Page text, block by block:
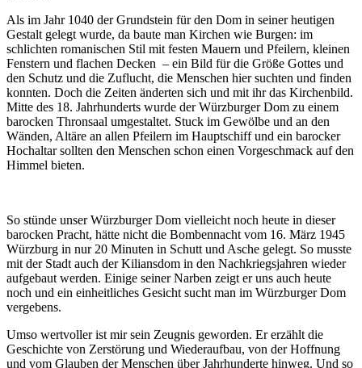
Als im Jahr 1040 der Grundstein für den Dom in seiner heutigen
Gestalt gelegt wurde, da baute man Kirchen wie Burgen: im
schlichten romanischen Stil mit festen Mauern und Pfeilern, kleinen
Fenstern und flachen Decken – ein Bild für die Größe Gottes und
den Schutz und die Zuflucht, die Menschen hier suchten und finden
konnten. Doch die Zeiten änderten sich und mit ihr das Kirchenbild.
Mitte des 18. Jahrhunderts wurde der Würzburger Dom zu einem
barocken Thronsaal umgestaltet. Stuck im Gewölbe und an den
Wänden, Altäre an allen Pfeilern im Hauptschiff und ein barocker
Hochaltar sollten den Menschen schon einen Vorgeschmack auf den
Himmel bieten.
So stünde unser Würzburger Dom vielleicht noch heute in dieser
barocken Pracht, hätte nicht die Bombennacht vom 16. März 1945
Würzburg in nur 20 Minuten in Schutt und Asche gelegt. So musste
mit der Stadt auch der Kiliansdom in den Nachkriegsjahren wieder
aufgebaut werden. Einige seiner Narben zeigt er uns auch heute
noch und ein einheitliches Gesicht sucht man im Würzburger Dom
vergebens.
Umso wertvoller ist mir sein Zeugnis geworden. Er erzählt die
Geschichte von Zerstörung und Wiederaufbau, von der Hoffnung
und vom Glauben der Menschen über Jahrhunderte hinweg. Und so